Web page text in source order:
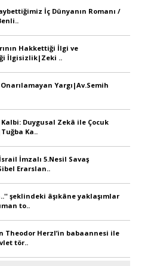
İç Dünyanın Romanı /
Hakkettiği İlgi ve
İlgisizlik|Zeki ..
Yargı|Av.Semih
Duygusal Zekâ ile Çocuk
Ka..
İmzalı 5.Nesil Savaş
Erarslan..
şeklindeki âşıkâne yaklaşımlar
to..
Theodor Herzl’in babaannesi ile
tör..